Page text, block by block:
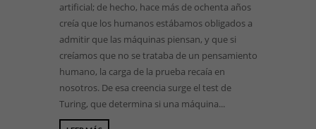
artificial; de hecho, hace más de ochenta años
creía que los humanos estábamos obligados a
admitir que las máquinas piensan, y que si
creíamos que no se trataba de un pensamiento
humano, la carga de la prueba recaía en
nosotros. De esa creencia surge el test de
Turing, que determina si una máquina...